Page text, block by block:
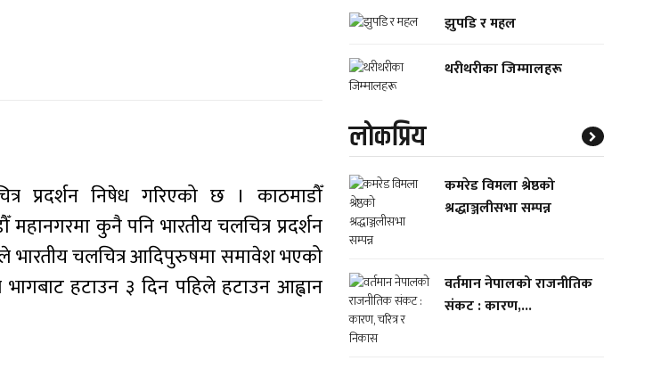
प्रदर्शन निषेध गरिएको छ । काठमाडौँ
कुनै पनि भारतीय चलचित्र प्रदर्शन
भारतीय चलचित्र आदिपुरुषमा समावेश भएको
हटाउन ३ दिन पहिले हटाउन आह्वान
झुपडि र महल
थरीथरीका जिम्मालहरू
लाेकप्रिय
कमरेड विमला श्रेष्ठको
श्रद्धाञ्जलीसभा सम्पन्न
वर्तमान नेपालको राजनीतिक
संकट : कारण,...